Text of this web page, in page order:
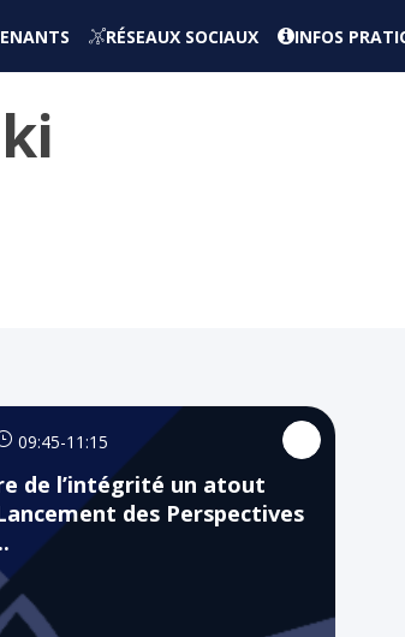
RÉSEAUX SOCIAUX INFOS
09:45-11:15
de l’intégrité un atout
des Perspectives